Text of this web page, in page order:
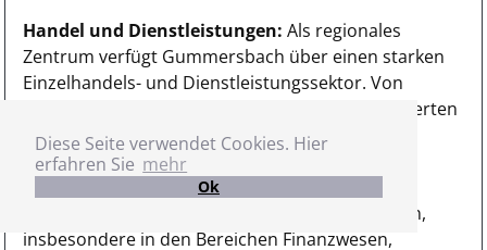
Diese Seite verwendet Cookies. Hier
erfahren Sie mehr
Ok
Handel und Dienstleistungen: Als regionales
Zentrum verfügt Gummersbach über einen starken
Einzelhandels- und Dienstleistungssektor. Von
großen Einzelhandelsketten bis hin zu spezialisierten
Fachgeschäften bietet dieser Bereich vielfältige
Jobmöglichkeiten im Verkauf, in der
Kundenbetreuung und im Management. Zudem
haben sich diverse Dienstleistungsunternehmen,
insbesondere in den Bereichen Finanzwesen,